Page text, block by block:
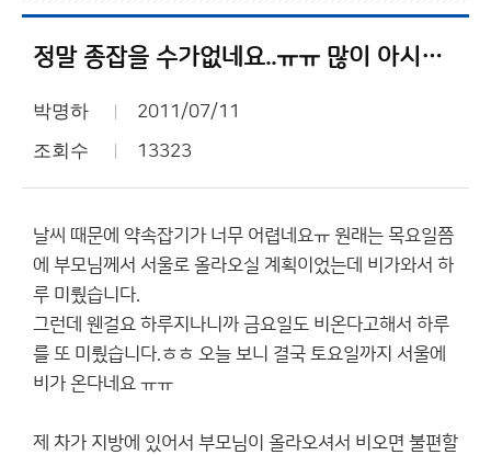
정말 종잡을 수가없네요..ㅠㅠ 많이 아시는 분들 답변바랍니다 ㅠㅠ
박명하 2011/07/11
조회수 13323
날씨 때문에 약속잡기가 너무 어렵네요ㅠ 원래는 목요일쯤
에 부모님께서 서울로 올라오실 계획이었는데 비가와서 하
루 미뤘습니다.
그런데 웬걸요 하루지나니까 금요일도 비온다고해서 하루
를 또 미뤘습니다.ㅎㅎ 오늘 보니 결국 토요일까지 서울에
비가 온다네요 ㅠㅠ
제 차가 지방에 있어서 부모님이 올라오셔서 비오면 불편할